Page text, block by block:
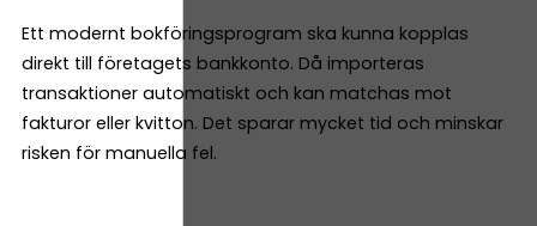
Ett modernt bokföringsprogram ska kunna kopplas
direkt till företagets bankkonto. Då importeras
transaktioner automatiskt och kan matchas mot
fakturor eller kvitton. Det sparar mycket tid och minskar
risken för manuella fel.